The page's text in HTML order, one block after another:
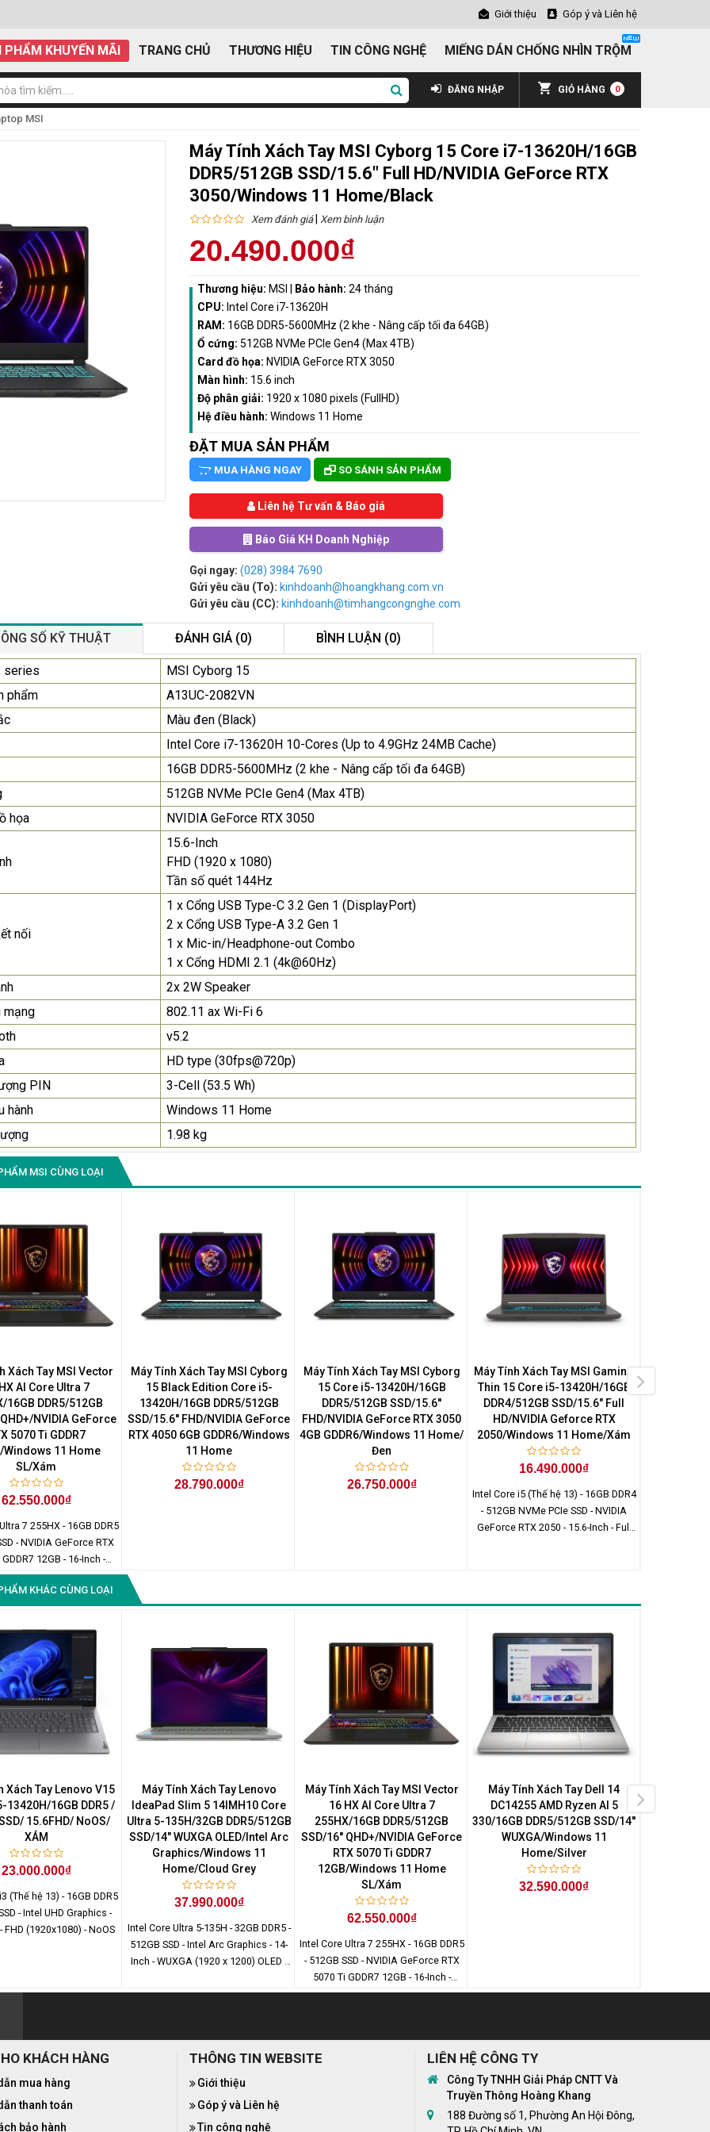
Giới thiệu Góp ý và Liên hệ
PHẨM KHUYẾN MÃI TRANG CHỦ THƯƠNG HIỆU TIN CÔNG NGHỆ MIẾNG DÁN CHỐNG NHÌN TRỘM
GIỎ HÀNG 0
ĐĂNG NHẬP
MSI
Máy Tính Xách Tay MSI Cyborg 15 Core i7-13620H/16GB
DDR5/512GB SSD/15.6" Full HD/NVIDIA GeForce RTX
3050/Windows 11 Home/Black
Xem đánh giá| Xem bình luận
20.490.000₫
Thương hiệu: MSI Bảo hành: 24 tháng
CPU: Intel Core i7-13620H
RAM: 16GB DDR5-5600MHz (2 khe - Nâng cấp tối đa 64GB)
Ổ cứng: 512GB NVMe PCIe Gen4 (Max 4TB)
Card đồ họa: NVIDIA GeForce RTX 3050
Màn hình: 15.6 inch
Độ phân giải: 1920 x 1080 pixels (FullHD)
Hệ điều hành: Windows 11 Home
ĐẶT MUA SẢN PHẨM
MUA HÀNG NGAY SO SÁNH SẢN PHẨM
Liên hệ Tư vấn & Báo giá
Báo Giá KH Doanh Nghiệp
Gọi ngay: (028) 3984 7690
Gửi yêu cầu (To): kinhdoanh@hoangkhang.com.vn
Gửi yêu cầu (CC): kinhdoanh@timhangcongnghe.com
Màn Hình Quảng Cáo
SAMSUNG QB55R 55 I...
Liên hệ
để nhận báo giá tốt
nhất
Màn Hình Máy Tính Lenovo
D19-10 18.5"...
2.150.000₫
Màn Hình Quảng Cáo
SAMSUNG QH65R 65 I...
Liên hệ0283 9847 690
để nhận báo giá tốt
nhất
SỐ KỸ THUẬT ĐÁNH GIÁ (0) BÌNH LUẬN (0)
series
MSI Cyborg 15
phẩm
A13UC-2082VN
Màu đen (Black)
Intel Core i7-13620H 10-Cores (Up to 4.9GHz 24MB Cache)
16GB DDR5-5600MHz (2 khe - Nâng cấp tối đa 64GB)
512GB NVMe PCIe Gen4 (Max 4TB)
họa
NVIDIA GeForce RTX 3050
15.6-Inch
FHD (1920 x 1080)
Tần số quét 144Hz
nối
1 x Cổng USB Type-C 3.2 Gen 1 (DisplayPort)
2 x Cổng USB Type-A 3.2 Gen 1
1 x Mic-in/Headphone-out Combo
1 x Cổng HDMI 2.1 (4k@60Hz)
2x 2W Speaker
mạng
802.11 ax Wi-Fi 6
v5.2
HD type (30fps@720p)
PIN
3-Cell (53.5 Wh)
hành
Windows 11 Home
1.98 kg
MSI CÙNG LOẠI
Xách Tay MSI Vector
AI Core Ultra 7
16GB DDR5/512GB
NVIDIA GeForce
5070 Ti GDDR7
Windows 11 Home
SL/Xám
62.550.000₫
7 255HX - 16GB DDR5
- NVIDIA GeForce RTX
12GB - 16-Inch -
x 1600) - Windows 11
Home SL
Máy Tính Xách Tay MSI Cyborg
15 Black Edition Core i5-
13420H/16GB DDR5/512GB
SSD/15.6'' FHD/NVIDIA GeForce
RTX 4050 6GB GDDR6/Windows
11 Home
28.790.000₫
Máy Tính Xách Tay MSI Cyborg
15 Core i5-13420H/16GB
DDR5/512GB SSD/15.6''
FHD/NVIDIA GeForce RTX 3050
4GB GDDR6/Windows 11 Home/
Đen
26.750.000₫
Máy Tính Xách Tay MSI Gaming
Thin 15 Core i5-13420H/16GB
DDR4/512GB SSD/15.6" Full
HD/NVIDIA Geforce RTX
2050/Windows 11 Home/Xám
16.490.000₫
Intel Core i5 (Thế hệ 13) - 16GB DDR4
- 512GB NVMe PCIe SSD - NVIDIA
GeForce RTX 2050 - 15.6-Inch - Full
Máy Tính
KHÁC CÙNG LOẠI
Xách Tay Lenovo V15
13420H/16GB DDR5 /
15.6FHD/ NoOS/
XÁM
23.000.000₫
(Thế hệ 13) - 16GB DDR5
- Intel UHD Graphics -
FHD (1920x1080) - NoOS
Máy Tính Xách Tay Lenovo
IdeaPad Slim 5 14IMH10 Core
Ultra 5-135H/32GB DDR5/512GB
SSD/14" WUXGA OLED/Intel Arc
Graphics/Windows 11
Home/Cloud Grey
37.990.000₫
Intel Core Ultra 5-135H - 32GB DDR5 -
512GB SSD - Intel Arc Graphics - 14-
Inch - WUXGA (1920 x 1200) OLED -
Máy Tính Xách Tay MSI Vector
16 HX AI Core Ultra 7
255HX/16GB DDR5/512GB
SSD/16'' QHD+/NVIDIA GeForce
RTX 5070 Ti GDDR7
12GB/Windows 11 Home
SL/Xám
62.550.000₫
Intel Core Ultra 7 255HX - 16GB DDR5
- 512GB SSD - NVIDIA GeForce RTX
5070 Ti GDDR7 12GB - 16-Inch -
QHD+ (2560 x 1600) - Windows 11
Máy Tính Xách Tay Dell 14
DC14255 AMD Ryzen AI 5
330/16GB DDR5/512GB SSD/14''
WUXGA/Windows 11
Home/Silver
32.590.000₫
KHÁCH HÀNG
mua hàng
thanh toán
bảo hành
THÔNG TIN WEBSITE
Giới thiệu
Góp ý và Liên hệ
Tin công nghệ
LIÊN HỆ CÔNG TY
Công Ty TNHH Giải Pháp CNTT Và
Truyền Thông Hoàng Khang
188 Đường số 1, Phường An Hội Đông,